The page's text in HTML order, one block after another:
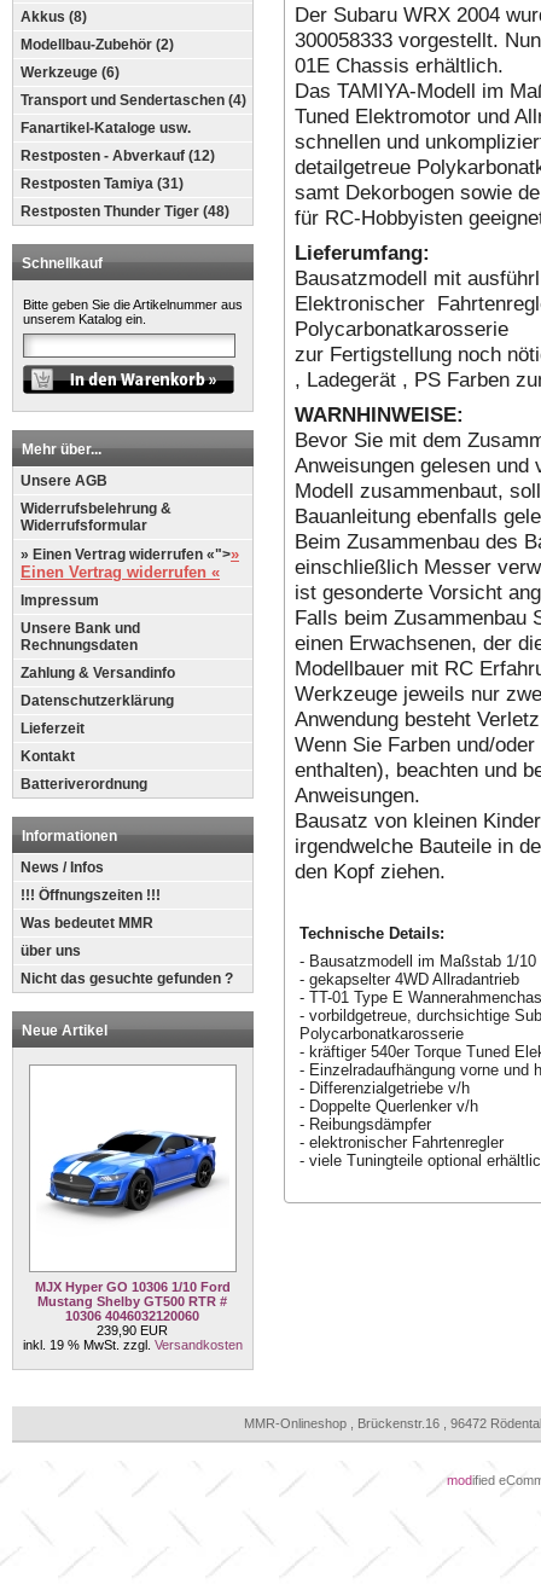
Akkus (8)
Modellbau-Zubehör (2)
Werkzeuge (6)
Transport und Sendertaschen (4)
Fanartikel-Kataloge usw.
Restposten - Abverkauf (12)
Restposten Tamiya (31)
Restposten Thunder Tiger (48)
Schnellkauf
Bitte geben Sie die Artikelnummer aus
unserem Katalog ein.
Mehr über...
Unsere AGB
Widerrufsbelehrung &
Widerrufsformular
» Einen Vertrag widerrufen «">»
Einen Vertrag widerrufen «
Impressum
Unsere Bank und
Rechnungsdaten
Zahlung & Versandinfo
Datenschutzerklärung
Lieferzeit
Kontakt
Batteriverordnung
Informationen
News / Infos
!!! Öffnungszeiten !!!
Was bedeutet MMR
über uns
Nicht das gesuchte gefunden ?
Neue Artikel
MJX Hyper GO 10306 1/10 Ford
Mustang Shelby GT500 RTR #
10306 4046032120060
239,90 EUR
inkl. 19 % MwSt. zzgl. Versandkosten
Der Subaru WRX 2004
300058333 vorgestellt.
01E Chassis erhältlich.
Das TAMIYA-Modell im
Tuned Elektromotor und
schnellen und
detailgetreue
samt Dekorbogen sowie
für RC-Hobbyisten
Lieferumfang:
Bausatzmodell mit
Elektronischer
Polycarbonatkarosserie
zur Fertigstellung noch
, Ladegerät , PS Farben
WARNHINWEISE:
Bevor Sie mit dem
Anweisungen gelesen und
Modell zusammenbaut,
Bauanleitung ebenfalls
Beim Zusammenbau des
einschließlich Messer
ist gesonderte Vorsicht
Falls beim Zusammenbau
einen Erwachsenen, der
Modellbauer mit RC
Werkzeuge jeweils nur
Anwendung besteht
Wenn Sie Farben und/
enthalten), beachten und
Anweisungen.
Bausatz von kleinen
irgendwelche Bauteile in
den Kopf ziehen.
Technische Details:
- Bausatzmodell im Maßstab 1/10
- gekapselter 4WD Allradantrieb
- TT-01 Type E
- vorbildgetreue, durchsichtige
Polycarbonatkarosserie
- kräftiger 540er Torque Tuned
- Einzelradaufhängung vorne und
- Differenzialgetriebe v/h
- Doppelte Querlenker v/h
- Reibungsdämpfer
- elektronischer Fahrtenregler
- viele Tuningteile optional
MMR-Onlineshop , Brückenstr.16 , 96472
modified